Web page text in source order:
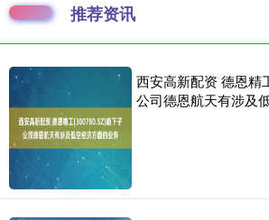
推荐资讯
西安高新配资 德恩精
公司德恩航天有涉及